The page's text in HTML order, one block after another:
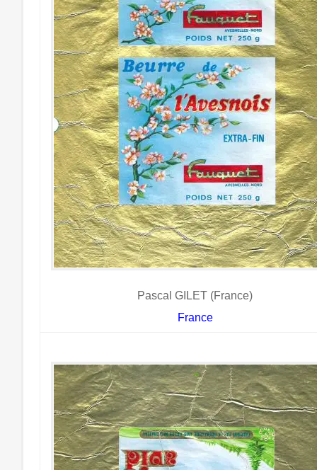
Pascal GILET (France)
France